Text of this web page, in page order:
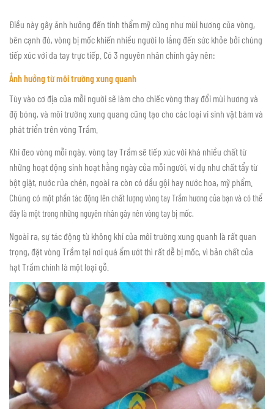
Điều này gây ảnh hưởng đến tính thẩm mỹ cũng như mùi hương của vòng,
bên cạnh đó, vòng bị mốc khiến nhiều người lo lắng đến sức khỏe bởi chúng
tiếp xúc với da tay trực tiếp. Có 3 nguyên nhân chính gây nên:
Ảnh hưởng từ môi trường xung quanh
Tùy vào cơ địa của mỗi người sẽ làm cho chiếc vòng thay đổi mùi hương và
độ bóng, và môi trường xung quang cũng tạo cho các loại vi sinh vật bám và
phát triển trên vòng Trầm.
Khi đeo vòng mỗi ngày, vòng tay Trầm sẽ tiếp xúc với khá nhiều chất từ
những hoạt động sinh hoạt hằng ngày của mỗi người, ví dụ như chất tẩy từ
bột giặt, nước rửa chén, ngoài ra còn có dầu gội hay nước hoa, mỹ phẩm.
Chúng có một phầntác động lên chất lượng vòng tay Trầm hương của bạn và có thể
đây là một trong những nguyên nhân gây nên vòng tay bị mốc.
Ngoài ra, sự tác động từ không khí của môi trường xung quanh là rất quan
trọng, đặt vòng Trầm tại nơi quá ẩm ướt thì rất dễ bị mốc, vì bản chất của
hạt Trầm chính là một loại gỗ.